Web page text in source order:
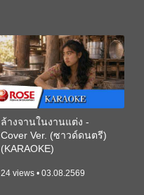
ล้างจานในงานแต่ง -
Cover Ver. (ซาวด์ดนตรี)
(KARAOKE)
24 views • 03.08.2569